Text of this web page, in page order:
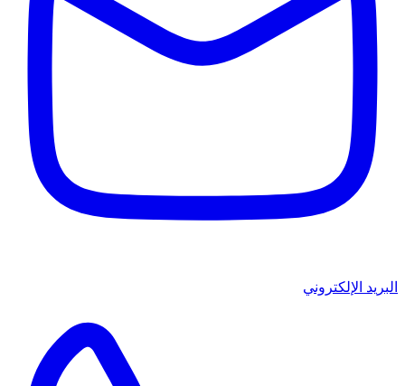
البريد الإلكتروني